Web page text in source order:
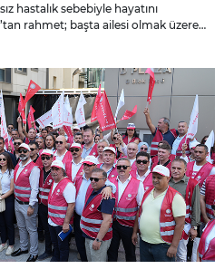
hastalık sebebiyle hayatını
rahmet; başta ailesi olmak üzere